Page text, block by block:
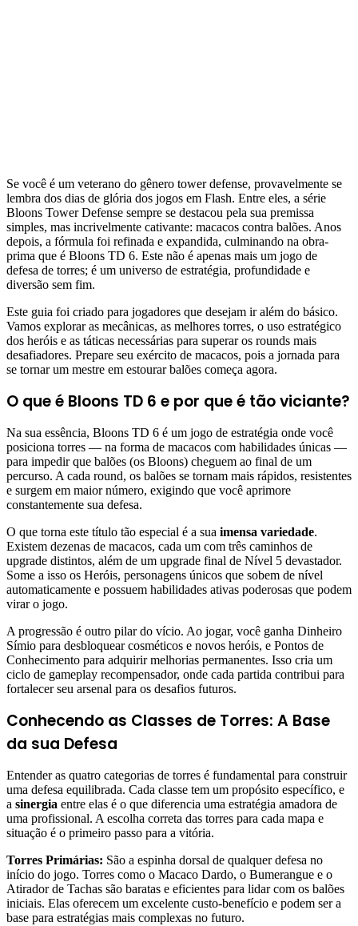
Se você é um veterano do gênero tower defense, provavelmente se
lembra dos dias de glória dos jogos em Flash. Entre eles, a série
Bloons Tower Defense sempre se destacou pela sua premissa
simples, mas incrivelmente cativante: macacos contra balões. Anos
depois, a fórmula foi refinada e expandida, culminando na obra-
prima que é Bloons TD 6. Este não é apenas mais um jogo de
defesa de torres; é um universo de estratégia, profundidade e
diversão sem fim.
Este guia foi criado para jogadores que desejam ir além do básico.
Vamos explorar as mecânicas, as melhores torres, o uso estratégico
dos heróis e as táticas necessárias para superar os rounds mais
desafiadores. Prepare seu exército de macacos, pois a jornada para
se tornar um mestre em estourar balões começa agora.
O que é Bloons TD 6 e por que é tão viciante?
Na sua essência, Bloons TD 6 é um jogo de estratégia onde você
posiciona torres — na forma de macacos com habilidades únicas —
para impedir que balões (os Bloons) cheguem ao final de um
percurso. A cada round, os balões se tornam mais rápidos, resistentes
e surgem em maior número, exigindo que você aprimore
constantemente sua defesa.
O que torna este título tão especial é a sua imensa variedade.
Existem dezenas de macacos, cada um com três caminhos de
upgrade distintos, além de um upgrade final de Nível 5 devastador.
Some a isso os Heróis, personagens únicos que sobem de nível
automaticamente e possuem habilidades ativas poderosas que podem
virar o jogo.
A progressão é outro pilar do vício. Ao jogar, você ganha Dinheiro
Símio para desbloquear cosméticos e novos heróis, e Pontos de
Conhecimento para adquirir melhorias permanentes. Isso cria um
ciclo de gameplay recompensador, onde cada partida contribui para
fortalecer seu arsenal para os desafios futuros.
Conhecendo as Classes de Torres: A Base
da sua Defesa
Entender as quatro categorias de torres é fundamental para construir
uma defesa equilibrada. Cada classe tem um propósito específico, e
a sinergia entre elas é o que diferencia uma estratégia amadora de
uma profissional. A escolha correta das torres para cada mapa e
situação é o primeiro passo para a vitória.
Torres Primárias: São a espinha dorsal de qualquer defesa no
início do jogo. Torres como o Macaco Dardo, o Bumerangue e o
Atirador de Tachas são baratas e eficientes para lidar com os balões
iniciais. Elas oferecem um excelente custo-benefício e podem ser a
base para estratégias mais complexas no futuro.